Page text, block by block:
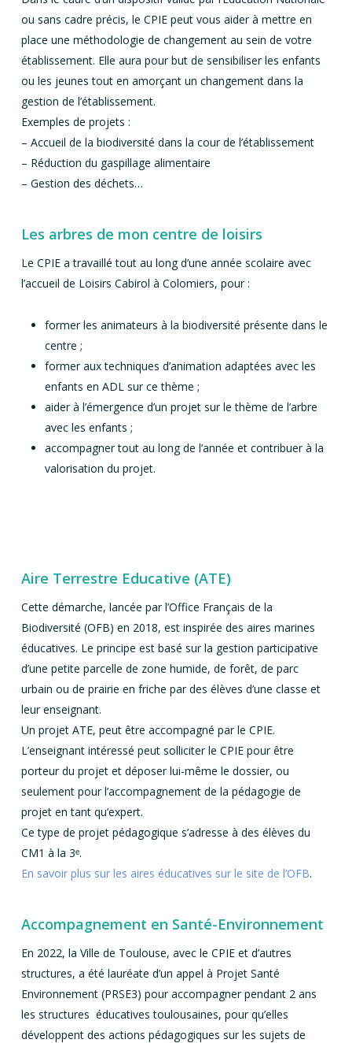
ou sans cadre précis, le CPIE peut vous aider à mettre en
place une méthodologie de changement au sein de votre
établissement. Elle aura pour but de sensibiliser les enfants
ou les jeunes tout en amorçant un changement dans la
gestion de l’établissement.
Exemples de projets :
– Accueil de la biodiversité dans la cour de l’établissement
– Réduction du gaspillage alimentaire
– Gestion des déchets…
Les arbres de mon centre de loisirs
Le CPIE a travaillé tout au long d’une année scolaire avec
l’accueil de Loisirs Cabirol à Colomiers, pour :
former les animateurs à la biodiversité présente dans le
centre ;
former aux techniques d’animation adaptées avec les
enfants en ADL sur ce thème ;
aider à l’émergence d’un projet sur le thème de l’arbre
avec les enfants ;
accompagner tout au long de l’année et contribuer à la
valorisation du projet.
Aire Terrestre Educative (ATE)
Cette démarche, lancée par l’Office Français de la
Biodiversité (OFB) en 2018, est inspirée des aires marines
éducatives. Le principe est basé sur la gestion participative
d’une petite parcelle de zone humide, de forêt, de parc
urbain ou de prairie en friche par des élèves d’une classe et
leur enseignant.
Un projet ATE, peut être accompagné par le CPIE.
L’enseignant intéressé peut solliciter le CPIE pour être
porteur du projet et déposer lui-même le dossier, ou
seulement pour l’accompagnement de la pédagogie de
projet en tant qu’expert.
Ce type de projet pédagogique s’adresse à des élèves du
CM1 à la 3ᵉ.
En savoir plus sur les aires éducatives sur le site de l’OFB.
Accompagnement en Santé-Environnement
En 2022, la Ville de Toulouse, avec le CPIE et d’autres
structures, a été lauréate d’un appel à Projet Santé
Environnement (PRSE3) pour accompagner pendant 2 ans
les structures éducatives toulousaines, pour qu’elles
développent des actions pédagogiques sur les sujets de